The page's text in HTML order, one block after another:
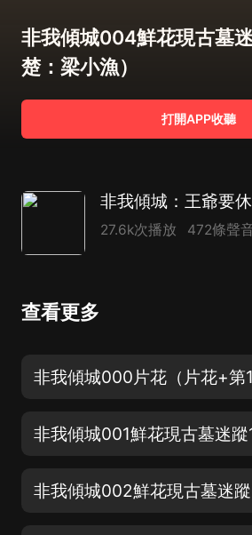
非我傾城004鮮花現古墓
楚：梁小漁）
打開APP收聽
27.6k次播放 472條聲
查看更多